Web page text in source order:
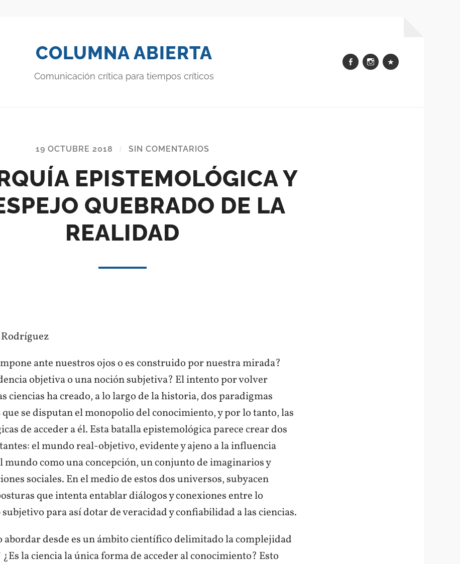
COLUMNA ABIERTA
Comunicación crítica para tiempos críticos
Facebook
InstagramWhatsApp
19 OCTUBRE 2018 / SIN COMENTARIOS
EPISTEMOLÓGICA Y
QUEBRADO DE LA
REALIDAD
ante nuestros ojos o es construido por nuestra mirada?
objetiva o una noción subjetiva? El intento por volver
ciencias ha creado, a lo largo de la historia, dos paradigmas
se disputan el monopolio del conocimiento, y por lo tanto, las
de acceder a él. Esta batalla epistemológica parece crear dos
el mundo real-objetivo, evidente y ajeno a la influencia
mundo como una concepción, un conjunto de imaginarios y
sociales. En el medio de estos dos universos, subyacen
que intenta entablar diálogos y conexiones entre lo
para así dotar de veracidad y confiabilidad a las ciencias.
abordar desde es un ámbito científico delimitado la complejidad
la ciencia la única forma de acceder al conocimiento? Esto